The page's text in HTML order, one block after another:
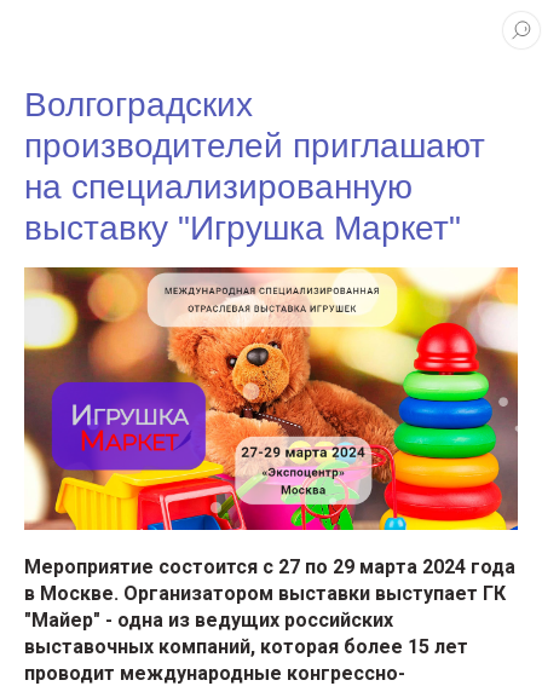
Волгоградских
производителей приглашают
на специализированную
выставку "Игрушка Маркет"
Мероприятие состоится с 27 по 29 марта 2024 года
в Москве. Организатором выставки выступает ГК
"Майер" - одна из ведущих российских
выставочных компаний, которая более 15 лет
проводит международные конгрессно-